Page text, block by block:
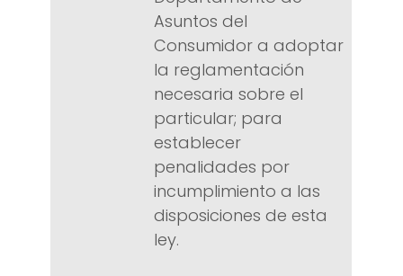
Asuntos del
Consumidor a adoptar
la reglamentación
necesaria sobre el
particular; para
establecer
penalidades por
incumplimiento a las
disposiciones de esta
ley.